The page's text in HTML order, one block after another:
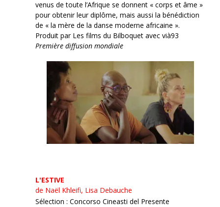
venus de toute l’Afrique se donnent « corps et âme »
pour obtenir leur diplôme, mais aussi la bénédiction
de « la mère de la danse moderne africaine ».
Produit par Les films du Bilboquet avec vià93
Première diffusion mondiale
L'ESTIVE
de Naël Khleifi, Lisa Debauche
Sélection : Concorso Cineasti del Presente